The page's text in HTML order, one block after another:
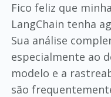
Fico feliz que
LangChain tenha
Sua análise
especialmente ao
modelo e a
são